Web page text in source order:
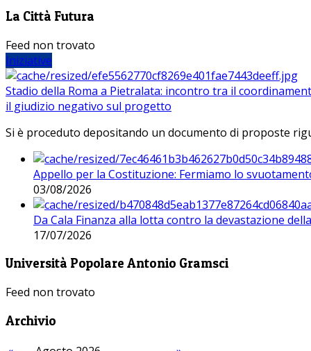
La Città Futura
Feed non trovato
Iniziative
Stadio della Roma a Pietralata: incontro tra il
il giudizio negativo sul progetto
Si è proceduto depositando un documento di proposte
Appello per la Costituzione: Fermiamo lo
03/08/2026
Da Cala Finanza alla lotta contro la devastazione
17/07/2026
Università Popolare Antonio Gramsci
Feed non trovato
Archivio